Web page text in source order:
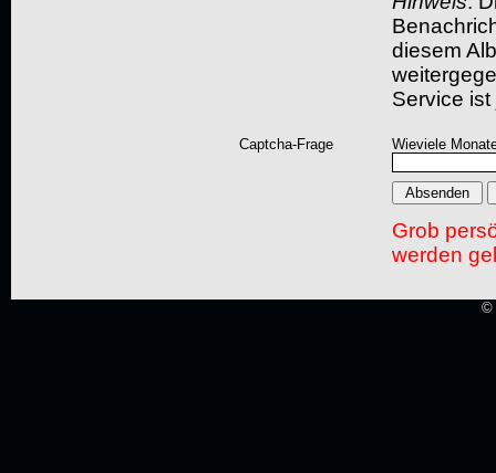
diesem
Service
Captcha-Frage Wieviele
Grob
werden
©